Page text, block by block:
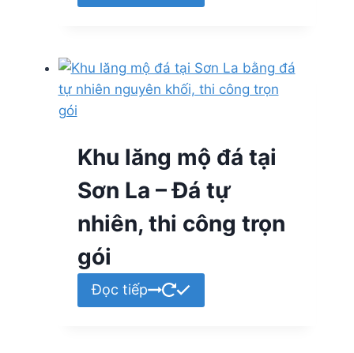
Khu lăng mộ đá tại
Sơn La – Đá tự
nhiên, thi công trọn
gói
Đọc tiếp